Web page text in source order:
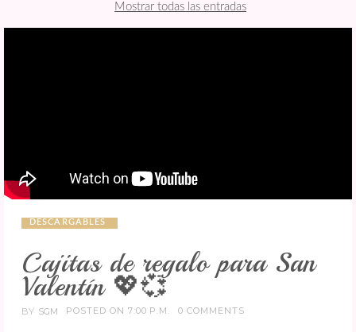
Mostrar todas las entradas
DESCARGABLES
Cajitas de regalo para San
Valentín 💖💞
BY SGM POSTED ON 7:00 P.M. 0 COMMENTS